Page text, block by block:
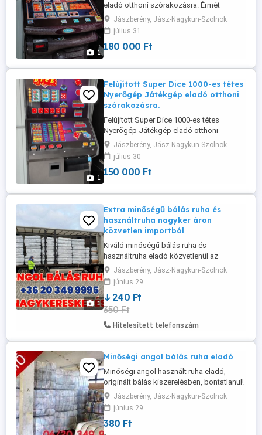
1
eladó otthoni szórakozásra. Érmét
elfogad visszaad.
Jászberény, Jász-Nagykun-Szolnok
július 31
180 000 Ft
1
Felújított Super Dice 1000-es tétes
Nyerőgép Játékgép eladó otthoni
szórakozásra.
Felújított Super Dice 1000-es tétes
Nyerőgép Játékgép eladó otthoni
szórakozásra. Érmét elfogad visszaad.
Jászberény, Jász-Nagykun-Szolnok
július 30
150 000 Ft
1
Extra minőségű bálás ruha és
használtruha nagyker áron
közvetlen importból
Kiváló minőségű bálás ruha és
használtruha eladó közvetlenül az
importőrtől nagykereskedelmi áron.
Originál, bontatlan bálákban kínáljuk az
aktuális szezonhoz illő, friss gyűjtésből
származó divatos és márkás ruhákat. Az
angol használtruha válogatott, trendi
darabokat tartalmaz, amelyek alkalmasak
újraértékesítésre ...
Jászberény, Jász-Nagykun-Szolnok
június 29
240 Ft
350 Ft
Hitelesített telefonszám
Minőségi angol bálás ruha eladó
Minőségi angol használt ruha eladó,
originált bálás kiszerelésben, bontatlanul!
Többféle bála lehetőség! Gyerek, felnőtt,
mix. Friss gyűjtésből, tele divatos és
márkás ruhákkal! Nincs átválogatva, az
extrát tartalmazza! Az árút saját kamionnal
Jászberény, Jász-Nagykun-Szolnok
június 29
380 Ft